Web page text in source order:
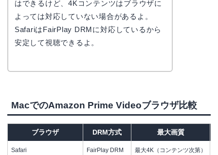
はできるけど、4Kコンテンツはブラウザに
よっては対応していない場合があるよ。
SafariはFairPlay DRMに対応しているから
安定して視聴できるよ。
MacでのAmazon Prime Videoブラウザ比較
ブラウザ DRM方式 最大画質
Safari FairPlay DRM 最大4K（コンテンツ次第）